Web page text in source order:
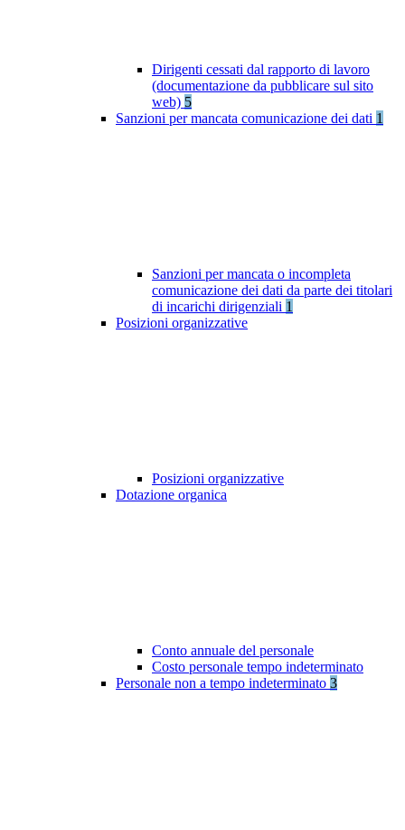
Dirigenti cessati dal rapporto di lavoro
(documentazione da pubblicare sul sito
web) 5
Sanzioni per mancata comunicazione dei dati 1
Sanzioni per mancata o incompleta
comunicazione dei dati da parte dei titolari
di incarichi dirigenziali 1
Posizioni organizzative
Posizioni organizzative
Dotazione organica
Conto annuale del personale
Costo personale tempo indeterminato
Personale non a tempo indeterminato 3